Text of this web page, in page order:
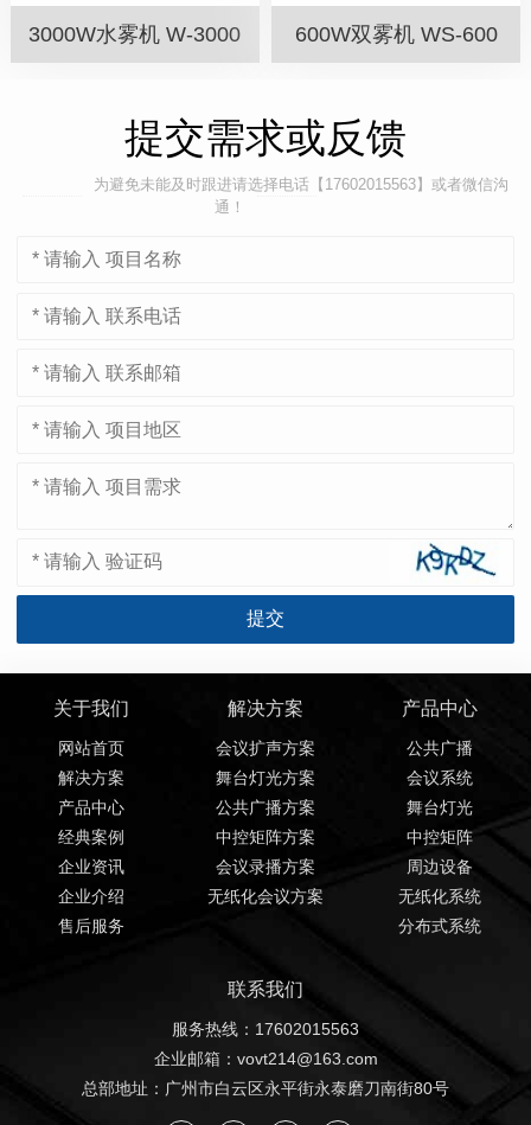
3000W水雾机 W-3000 600W双雾机 WS-600
提交需求或反馈
为避免未能及时跟进请选择电话【17602015563】或者微信沟
通！
关于我们
网站首页
解决方案
产品中心
经典案例
企业资讯
企业介绍
售后服务
解决方案
会议扩声方案
舞台灯光方案
公共广播方案
中控矩阵方案
会议录播方案
无纸化会议方案
产品中心
公共广播
会议系统
舞台灯光
中控矩阵
周边设备
无纸化系统
分布式系统
联系我们
服务热线：17602015563
企业邮箱：vovt214@163.com
总部地址：广州市白云区永平街永泰磨刀南街80号